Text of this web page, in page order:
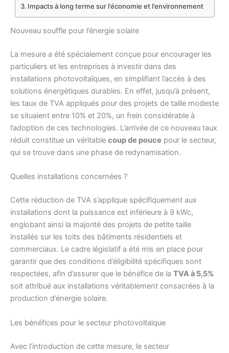
Impacts à long terme sur l’économie et l’environnement
Nouveau souffle pour l’énergie solaire
La mesure a été spécialement conçue pour encourager les
particuliers et les entreprises à investir dans des
installations photovoltaïques, en simplifiant l’accès à des
solutions énergétiques durables. En effet, jusqu’à présent,
les taux de TVA appliqués pour des projets de taille modeste
se situaient entre 10% et 20%, un frein considérable à
l’adoption de ces technologies. L’arrivée de ce nouveau taux
réduit constitue un véritable coup de pouce pour le secteur,
qui se trouve dans une phase de redynamisation.
Quelles installations concernées ?
Cette réduction de TVA s’applique spécifiquement aux
installations dont la puissance est inférieure à 9 kWc,
englobant ainsi la majorité des projets de petite taille
installés sur les toits des bâtiments résidentiels et
commerciaux. Le cadre législatif a été mis en place pour
garantir que des conditions d’éligibilité spécifiques sont
respectées, afin d’assurer que le bénéfice de la TVA à 5,5%
soit attribué aux installations véritablement consacrées à la
production d’énergie solaire.
Les bénéfices pour le secteur photovoltaïque
Avec l’introduction de cette mesure, le secteur